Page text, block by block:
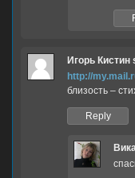
Игорь Кистин
http://
близость –
Reply